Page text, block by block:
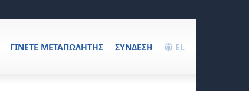
EL
ΣΎΝΔΕΣΗ
ΓΊΝΕΤΕ ΜΕΤΑΠΩΛΗΤΉΣ